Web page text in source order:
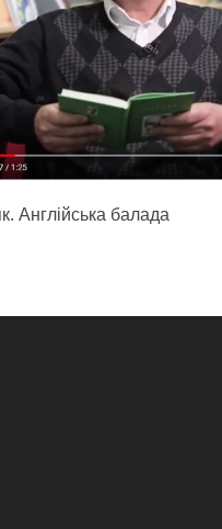
Англійська балада